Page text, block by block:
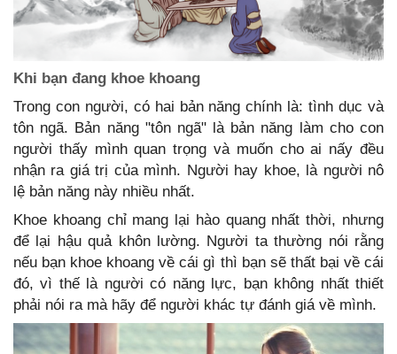
Khi bạn đang khoe khoang
Trong con người, có hai bản năng chính là: tình dục và
tôn ngã. Bản năng "tôn ngã" là bản năng làm cho con
người thấy mình quan trọng và muốn cho ai nấy đều
nhận ra giá trị của mình. Người hay khoe, là người nô
lệ bản năng này nhiều nhất.
Khoe khoang chỉ mang lại hào quang nhất thời, nhưng
để lại hậu quả khôn lường. Người ta thường nói rằng
nếu bạn khoe khoang về cái gì thì bạn sẽ thất bại về cái
đó, vì thế là người có năng lực, bạn không nhất thiết
phải nói ra mà hãy để người khác tự đánh giá về mình.